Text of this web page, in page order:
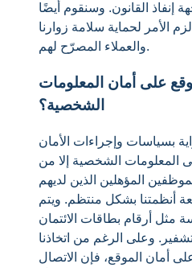
إنفاذ القانون. وسنقوم أيضًا
الأمر لحماية سلامة زوارنا
والعملاء المصرّح لهم.
على أمان المعلومات
الشخصية؟
بسياسات وإجراءات الأمان
المعلومات الشخصية إلا من
المؤهلين الذين لديهم
أنظمتنا بشكل منتظم. ويتم
مثل أرقام بطاقات الائتمان
وعلى الرغم من اتخاذنا
أمان الموقع، فإن الاتصال